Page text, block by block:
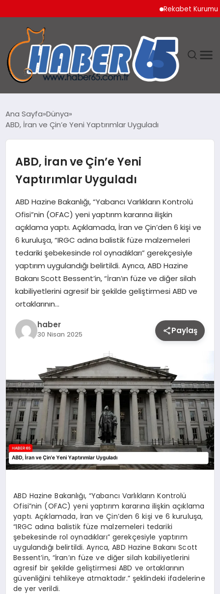
Rekabet Kurumu
YAŞAM
TEKNOLOJI
Ana Sayfa Dünya
ABD, İran ve Çin’e Yeni Yaptırımlar Uyguladı
ABD, İran ve Çin’e Yeni
Yaptırımlar Uyguladı
ABD Hazine Bakanlığı, “Yabancı Varlıkların Kontrolü
Ofisi”nin (OFAC) yeni yaptırım kararına ilişkin
açıklama yaptı. Açıklamada, İran ve Çin’den 6 kişi ve
6 kuruluşa, “IRGC adına balistik füze malzemeleri
tedariki şebekesinde rol oynadıkları” gerekçesiyle
yaptırım uygulandığı belirtildi. Ayrıca, ABD Hazine
Bakanı Scott Bessent’in, “İran’ın füze ve diğer silah
kabiliyetlerini agresif bir şekilde geliştirmesi ABD ve
ortaklarının…
haber
30 Nisan 2025 Paylaş
ABD Hazine Bakanlığı, “Yabancı Varlıkların Kontrolü
Ofisi”nin (OFAC) yeni yaptırım kararına ilişkin açıklama
yaptı. Açıklamada, İran ve Çin’den 6 kişi ve 6 kuruluşa,
“IRGC adına balistik füze malzemeleri tedariki
şebekesinde rol oynadıkları” gerekçesiyle yaptırım
uygulandığı belirtildi. Ayrıca, ABD Hazine Bakanı Scott
Bessent’in, “İran’ın füze ve diğer silah kabiliyetlerini
agresif bir şekilde geliştirmesi ABD ve ortaklarının
güvenliğini tehlikeye atmaktadır.” şeklindeki ifadelerine
de yer verildi.